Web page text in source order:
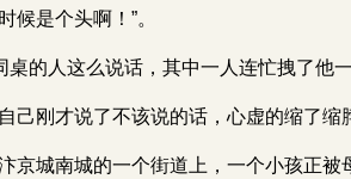
候是个头啊！”。
桌的人这么说话，其中一人连忙拽了他
己刚才说了不该说的话，心虚的缩了缩
京城南城的一个街道上，一个小孩正